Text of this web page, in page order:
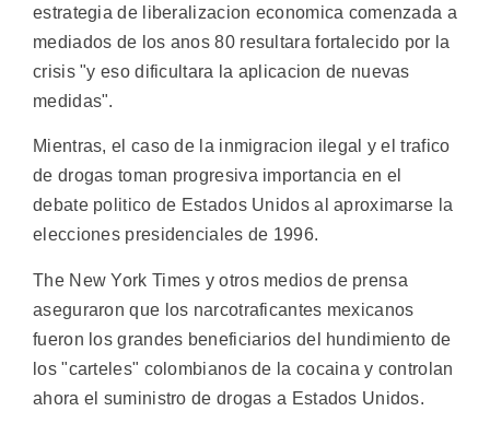
estrategia de liberalizacion economica comenzada a
mediados de los anos 80 resultara fortalecido por la
crisis "y eso dificultara la aplicacion de nuevas
medidas".
Mientras, el caso de la inmigracion ilegal y el trafico
de drogas toman progresiva importancia en el
debate politico de Estados Unidos al aproximarse la
elecciones presidenciales de 1996.
The New York Times y otros medios de prensa
aseguraron que los narcotraficantes mexicanos
fueron los grandes beneficiarios del hundimiento de
los "carteles" colombianos de la cocaina y controlan
ahora el suministro de drogas a Estados Unidos.